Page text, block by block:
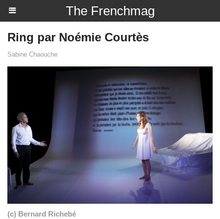
The Frenchmag
Ring par Noémie Courtès
Sabine Chaouche
(c) Bernard Richebé